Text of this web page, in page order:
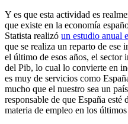
Y es que esta actividad es
que existe en la economía
Statista realizó un estudio anual
que se realiza un reparto de ese
el último de esos años, el sector
del Pib, lo cual lo convierte en
es muy de servicios como
mucho que el nuestro sea un
responsable de que España esté
materia de empleo en los últimos